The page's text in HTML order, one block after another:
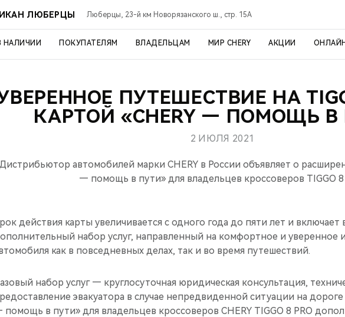
ЛЮБЕРЦЫ Люберцы, 23-й км Новорязанского ш., стр. 15А
НАЛИЧИИ ПОКУПАТЕЛЯМ ВЛАДЕЛЬЦАМ МИР CHERY АКЦИИ
ПУТЕШЕСТВИЕ НА
КАРТОЙ «CHERY — ПОМОЩЬ В
2 ИЮЛЯ 2021
автомобилей марки CHERY в России объявляет о
— помощь в пути» для владельцев кроссоверов TIGGO 8
действия карты увеличивается с одного года до пяти лет и включает
набор услуг, направленный на комфортное и уверенное
как в повседневных делах, так и во время путешествий.
набор услуг — круглосуточная юридическая консультация,
эвакуатора в случае непредвиденной ситуации на
помощь в пути» для владельцев кроссоверов CHERY TIGGO 8 PRO